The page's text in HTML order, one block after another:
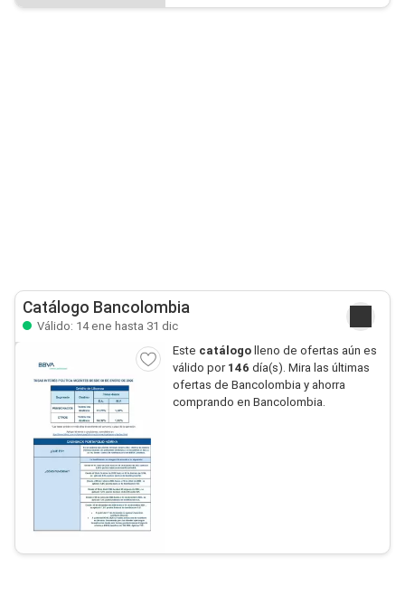
Catálogo Bancolombia
Válido: 14 ene hasta 31 dic
Este catálogolleno de ofertas aún es
válido por 146 día(s). Mira las últimas
ofertas de Bancolombia y ahorra
comprando en Bancolombia.